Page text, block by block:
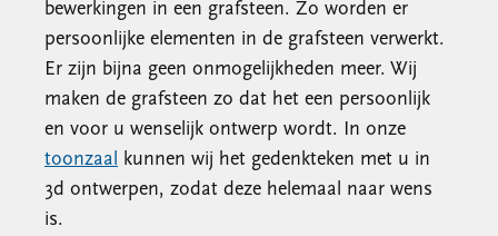
bewerkingen in een grafsteen. Zo worden er
persoonlijke elementen in de grafsteen verwerkt.
Er zijn bijna geen onmogelijkheden meer. Wij
maken de grafsteen zo dat het een persoonlijk
en voor u wenselijk ontwerp wordt. In onze
toonzaal kunnen wij het gedenkteken met u in
3d ontwerpen, zodat deze helemaal naar wens
is.